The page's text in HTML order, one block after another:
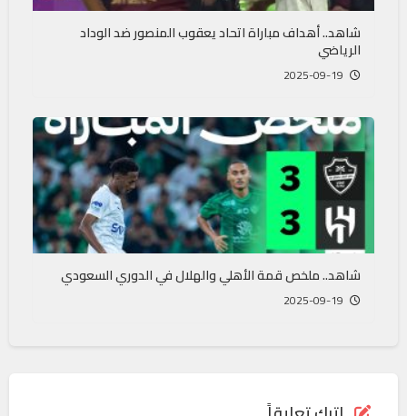
شاهد.. أهداف مباراة اتحاد يعقوب المنصور ضد الوداد
الرياضي
شاهد.. ملخص قمة الأهلي والهلال في الدوري السعودي